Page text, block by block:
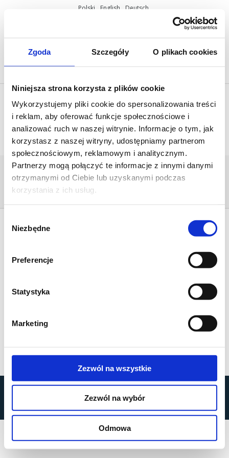
Zgoda Szczegóły O plikach cookies
Niniejsza strona korzysta z plików cookie
Wykorzystujemy pliki cookie do spersonalizowania treści
i reklam, aby oferować funkcje społecznościowe i
analizować ruch w naszej witrynie. Informacje o tym, jak
korzystasz z naszej witryny, udostępniamy partnerom
społecznościowym, reklamowym i analitycznym.
Partnerzy mogą połączyć te informacje z innymi danymi
otrzymanymi od Ciebie lub uzyskanymi podczas
korzystania z ich usług.
zgody
Niezbędne
Preferencje
Statystyka
Marketing
Zezwól na wszystkie
Zezwól na wybór
Odmowa
Polski English Deutsch
+48 61 825 81 11
info@mobilus.pl
MOB_034S
Home/[:pl]Uchwyty, ramki[:en]Brackets,
frames[:de]Systemlager, Standardlager[:]
Privacy Policy